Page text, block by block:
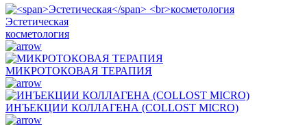
Эстетическая
косметология
МИКРОТОКОВАЯ ТЕРАПИЯ
ИНЪЕКЦИИ КОЛЛАГЕНА (COLLOST MICRO)